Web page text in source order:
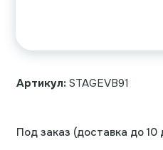
Артикул: STAGEVB91
Под заказ (доставка до 10